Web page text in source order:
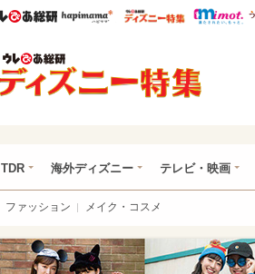
ウレぴあ総研ハピママ* ウレぴあ
TDR 海外ディズニー テレビ・映画
ファッション メイク・コスメ